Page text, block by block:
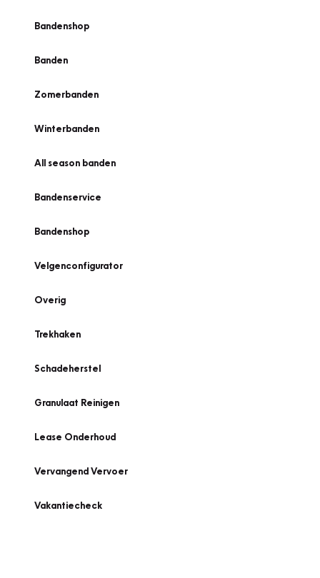
Bandenshop
Banden
Zomerbanden
Winterbanden
All season banden
Bandenservice
Bandenshop
Velgenconfigurator
Overig
Trekhaken
Schadeherstel
Granulaat Reinigen
Lease Onderhoud
Vervangend Vervoer
Vakantiecheck